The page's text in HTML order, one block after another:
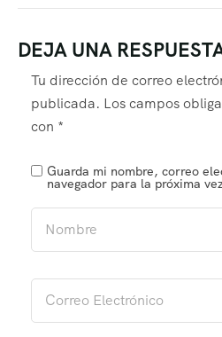
DEJA UNA
Tu dirección de correo
publicada. Los campos
con *
Guarda mi nombre, correo
navegador para la próxima